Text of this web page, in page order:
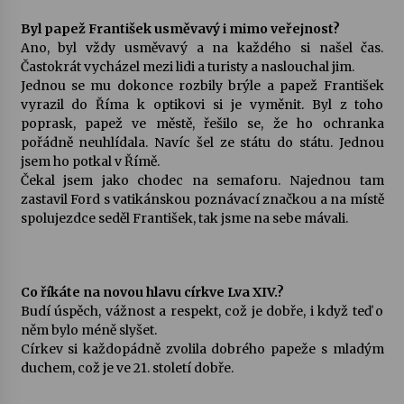
Byl papež František usměvavý i mimo veřejnost?
Ano, byl vždy usměvavý a na každého si našel čas.
Častokrát vycházel mezi lidi a turisty a naslouchal jim.
Jednou se mu dokonce rozbily brýle a papež František
vyrazil do Říma k optikovi si je vyměnit. Byl z toho
poprask, papež ve městě, řešilo se, že ho ochranka
pořádně neuhlídala. Navíc šel ze státu do státu. Jednou
jsem ho potkal v Římě.
Čekal jsem jako chodec na semaforu. Najednou tam
zastavil Ford s vatikánskou poznávací značkou a na místě
spolujezdce seděl František, tak jsme na sebe mávali.
Co říkáte na novou hlavu církve Lva XIV.?
Budí úspěch, vážnost a respekt, což je dobře, i když teď o
něm bylo méně slyšet.
Církev si každopádně zvolila dobrého papeže s mladým
duchem, což je ve 21. století dobře.